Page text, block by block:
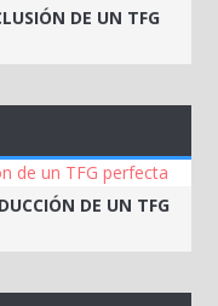
DE UN TFG
DE UN TFG